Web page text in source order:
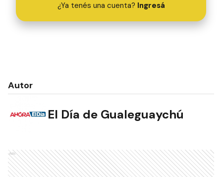
¿Ya tenés una cuenta? Ingresá
Autor
El Día de Gualeguaychú
Ads